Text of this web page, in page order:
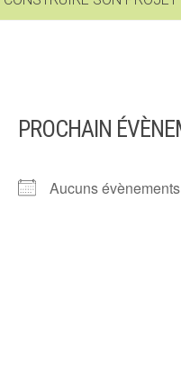
PROCHAIN
Aucuns